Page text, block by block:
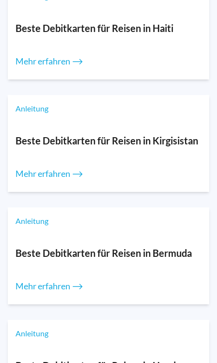
Beste Debitkarten für Reisen in Haiti
Mehr erfahren ⟶
Anleitung
Beste Debitkarten für Reisen in Kirgisistan
Mehr erfahren ⟶
Anleitung
Beste Debitkarten für Reisen in Bermuda
Mehr erfahren ⟶
Anleitung